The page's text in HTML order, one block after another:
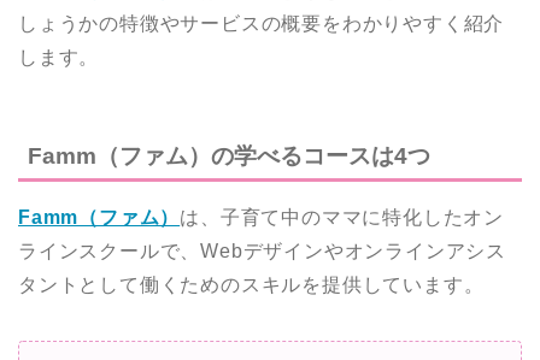
しょうかの特徴やサービスの概要をわかりやすく紹介
します。
Famm（ファム）の学べるコースは4つ
Famm（ファム） は、子育て中のママに特化したオン
ラインスクールで、Webデザインやオンラインアシス
タントとして働くためのスキルを提供しています。